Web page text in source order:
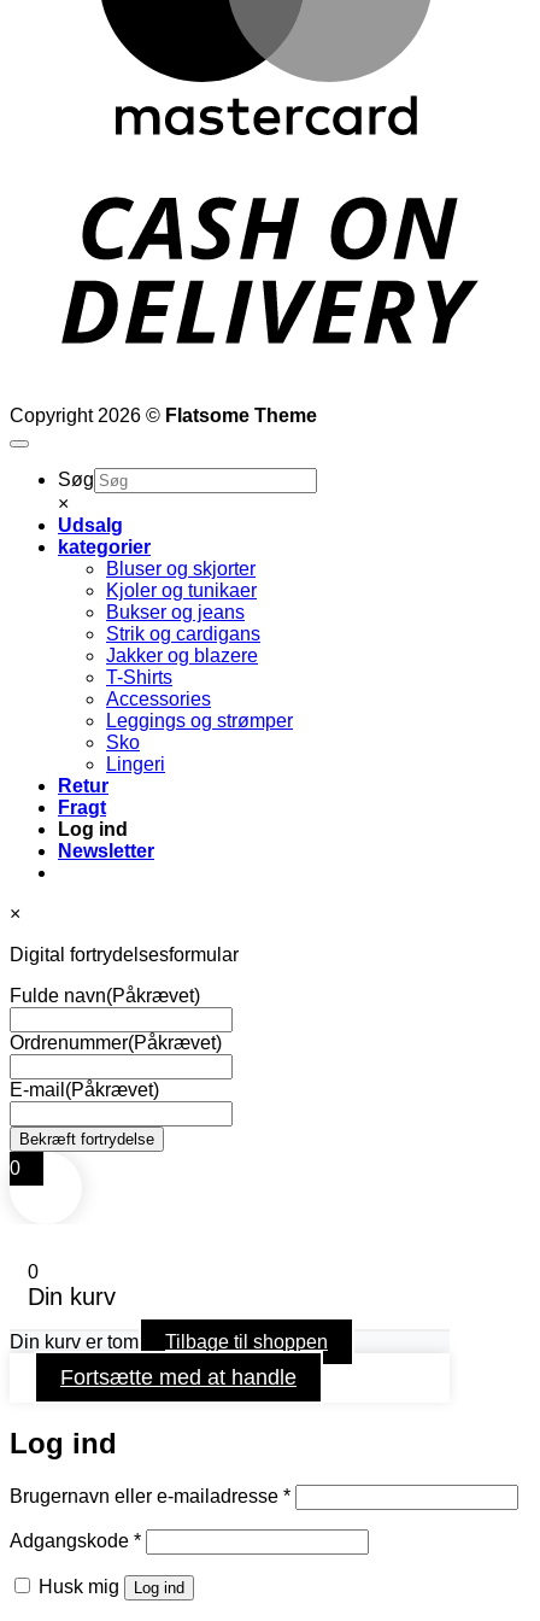
Copyright 2026 © Flatsome Theme
Søg
×
Udsalg
kategorier
Bluser og skjorter
Kjoler og tunikaer
Bukser og jeans
Strik og cardigans
Jakker og blazere
T-Shirts
Accessories
Leggings og strømper
Sko
Lingeri
Retur
Fragt
Log ind
Newsletter
×
Digital fortrydelsesformular
Fulde navn(Påkrævet)
Ordrenummer(Påkrævet)
E-mail (Påkrævet)
0
0
Din kurv
Din kurv er tom Tilbage til shoppen
Fortsætte med at handle
Log ind
Brugernavn eller e-mailadresse *Påkrævet
Adgangskode *Påkrævet
Husk mig Log ind